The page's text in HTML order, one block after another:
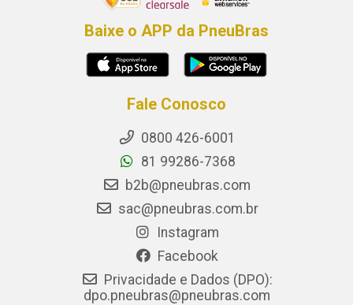
Baixe o APP da PneuBras
Fale Conosco
0800 426-6001
81 99286-7368
b2b@pneubras.com
sac@pneubras.com.br
Instagram
Facebook
Privacidade e Dados (DPO):
dpo.pneubras@pneubras.com